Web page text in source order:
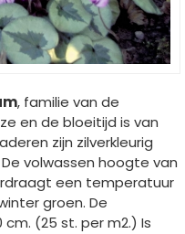
, familie van de
en de bloeitijd is van
zijn zilverkleurig
volwassen hoogte van
een temperatuur
groen. De
(25 st. per m2.) Is